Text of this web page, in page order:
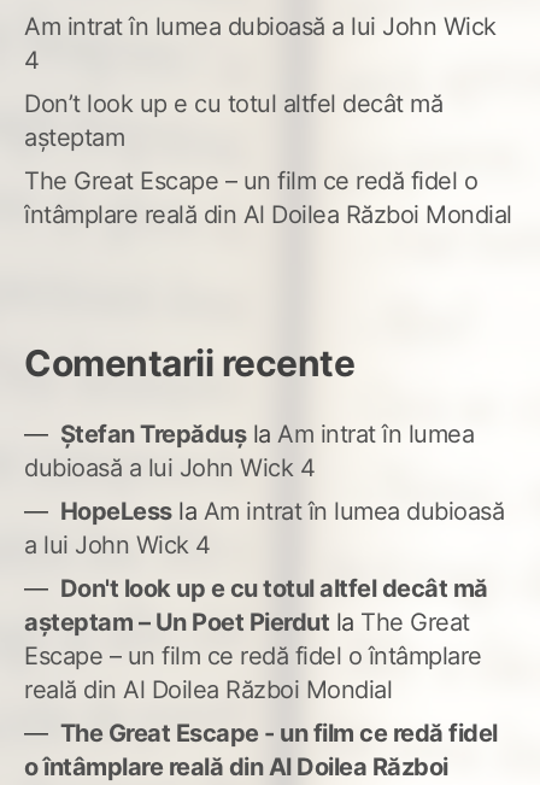
Am intrat în lumea dubioasă a lui John Wick
4
Don’t look up e cu totul altfel decât mă
așteptam
The Great Escape – un film ce redă fidel o
întâmplare reală din Al Doilea Război Mondial
Comentarii recente
Ștefan Trepădușla Am intrat în lumea
dubioasă a lui John Wick 4
HopeLessla Am intrat în lumea dubioasă
a lui John Wick 4
Don't look up e cu totul altfel decât mă
așteptam – Un Poet Pierdut la The Great
Escape – un film ce redă fidel o întâmplare
reală din Al Doilea Război Mondial
The Great Escape - un film ce redă fidel
o întâmplare reală din Al Doilea Război